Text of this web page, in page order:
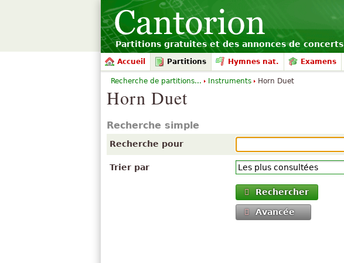
Partitions gratuites et des annonces de concerts
Accueil Partitions Hymnes nat. Examens
Horn Duet
Recherche simple
Recherche pour
Trier par
Rechercher
Avancée
Recherche de partitions... Instruments Horn Duet